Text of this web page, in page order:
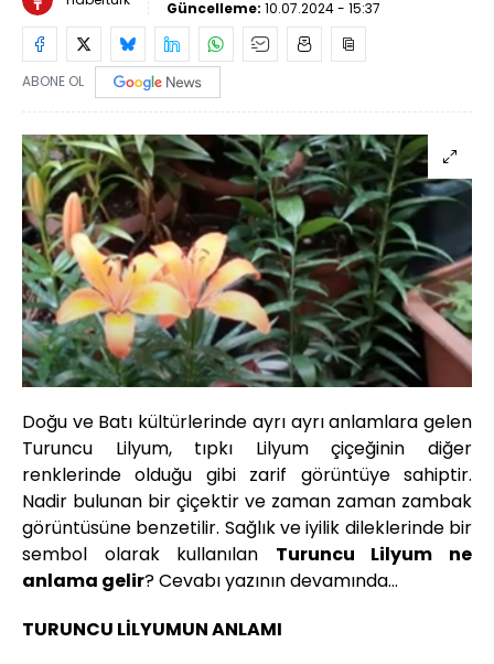
Güncelleme: 10.07.2024 - 15:37
ABONE OL
Doğu ve Batı kültürlerinde ayrı ayrı anlamlara gelen
Turuncu Lilyum, tıpkı Lilyum çiçeğinin diğer
renklerinde olduğu gibi zarif görüntüye sahiptir.
Nadir bulunan bir çiçektir ve zaman zaman zambak
görüntüsüne benzetilir. Sağlık ve iyilik dileklerinde bir
sembol olarak kullanılan Turuncu Lilyum ne
anlama gelir? Cevabı yazının devamında…
TURUNCU LİLYUMUN ANLAMI